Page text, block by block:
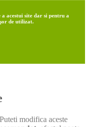
acestui site dar si pentru a
de utilizat.
modifica aceste